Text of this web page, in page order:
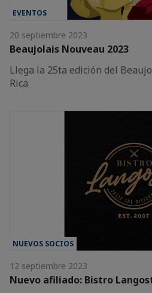
EVENTOS
20 septiembre 2023
Beaujolais Nouveau 2023
Llega la 25ta edición del
Rica
NUEVOS SOCIOS
12 septiembre 2023
Nuevo afiliado: Bistro